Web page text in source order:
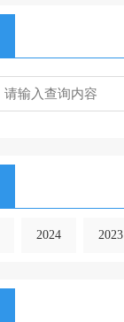
2024 2023